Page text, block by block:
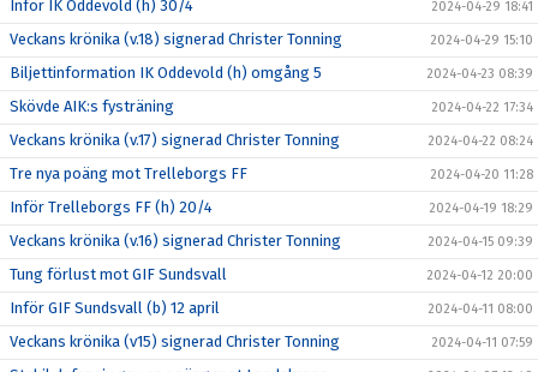
Inför IK Oddevold (h) 30/4 2024-04-29 18:41
Veckans krönika (v.18) signerad Christer Tonning 2024-04-29 15:10
Biljettinformation IK Oddevold (h) omgång 5 2024-04-23 08:39
Skövde AIK:s fysträning 2024-04-22 17:34
Veckans krönika (v.17) signerad Christer Tonning 2024-04-22 08:24
Tre nya poäng mot Trelleborgs FF 2024-04-20 11:28
Inför Trelleborgs FF (h) 20/4 2024-04-19 18:29
Veckans krönika (v.16) signerad Christer Tonning 2024-04-15 09:39
Tung förlust mot GIF Sundsvall 2024-04-12 20:00
Inför GIF Sundsvall (b) 12 april 2024-04-11 08:00
Veckans krönika (v15) signerad Christer Tonning 2024-04-11 07:59